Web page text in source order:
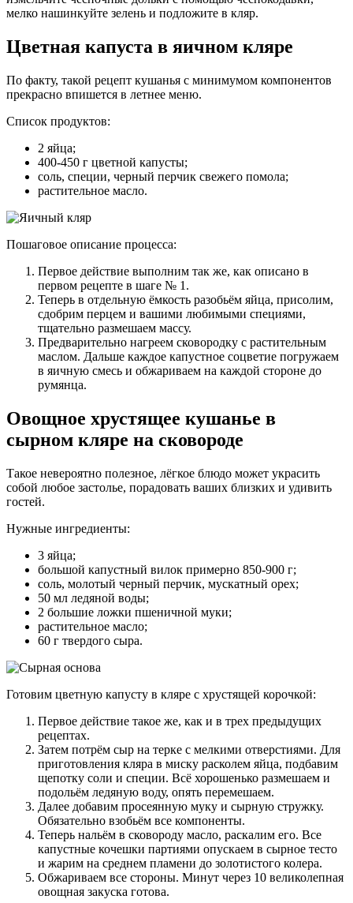
мелко нашинкуйте зелень и подложите в кляр.
Цветная капуста в яичном кляре
По факту, такой рецепт кушанья с минимумом компонентов
прекрасно впишется в летнее меню.
Список продуктов:
2 яйца;
400-450 г цветной капусты;
соль, специи, черный перчик свежего помола;
растительное масло.
Пошаговое описание процесса:
Первое действие выполним так же, как описано в
первом рецепте в шаге № 1.
Теперь в отдельную ёмкость разобьём яйца, присолим,
сдобрим перцем и вашими любимыми специями,
тщательно размешаем массу.
Предварительно нагреем сковородку с растительным
маслом. Дальше каждое капустное соцветие погружаем
в яичную смесь и обжариваем на каждой стороне до
румянца.
Овощное хрустящее кушанье в
сырном кляре на сковороде
Такое невероятно полезное, лёгкое блюдо может украсить
собой любое застолье, порадовать ваших близких и удивить
гостей.
Нужные ингредиенты:
3 яйца;
большой капустный вилок примерно 850-900 г;
соль, молотый черный перчик, мускатный орех;
50 мл ледяной воды;
2 большие ложки пшеничной муки;
растительное масло;
60 г твердого сыра.
Готовим цветную капусту в кляре с хрустящей корочкой:
Первое действие такое же, как и в трех предыдущих
рецептах.
Затем потрём сыр на терке с мелкими отверстиями. Для
приготовления кляра в миску расколем яйца, подбавим
щепотку соли и специи. Всё хорошенько размешаем и
подольём ледяную воду, опять перемешаем.
Далее добавим просеянную муку и сырную стружку.
Обязательно взобьём все компоненты.
Теперь нальём в сковороду масло, раскалим его. Все
капустные кочешки партиями опускаем в сырное тесто
и жарим на среднем пламени до золотистого колера.
Обжариваем все стороны. Минут через 10 великолепная
овощная закуска готова.